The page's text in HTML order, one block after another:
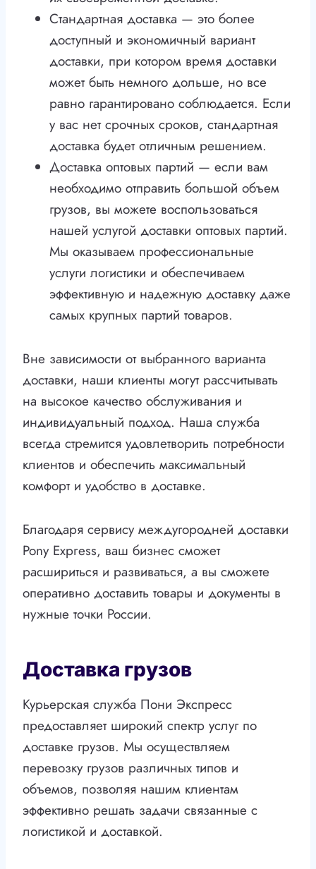
Стандартная доставка — это более
доступный и экономичный вариант
доставки, при котором время доставки
может быть немного дольше, но все
равно гарантировано соблюдается. Если
у вас нет срочных сроков, стандартная
доставка будет отличным решением.
Доставка оптовых партий — если вам
необходимо отправить большой объем
грузов, вы можете воспользоваться
нашей услугой доставки оптовых партий.
Мы оказываем профессиональные
услуги логистики и обеспечиваем
эффективную и надежную доставку даже
самых крупных партий товаров.
Вне зависимости от выбранного варианта
доставки, наши клиенты могут рассчитывать
на высокое качество обслуживания и
индивидуальный подход. Наша служба
всегда стремится удовлетворить потребности
клиентов и обеспечить максимальный
комфорт и удобство в доставке.
Благодаря сервису междугородней доставки
Pony Express, ваш бизнес сможет
расшириться и развиваться, а вы сможете
оперативно доставить товары и документы в
нужные точки России.
Доставка грузов
Курьерская служба Пони Экспресс
предоставляет широкий спектр услуг по
доставке грузов. Мы осуществляем
перевозку грузов различных типов и
объемов, позволяя нашим клиентам
эффективно решать задачи связанные с
логистикой и доставкой.